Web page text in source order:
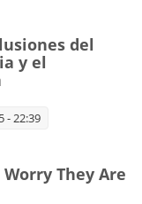
del
y el
- 22:39
They Are